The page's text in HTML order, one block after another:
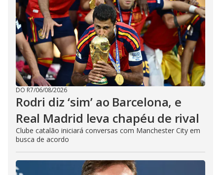
DO R7/06/08/2026
Rodri diz ‘sim’ ao Barcelona, e
Real Madrid leva chapéu de rival
Clube catalão iniciará conversas com Manchester City em
busca de acordo